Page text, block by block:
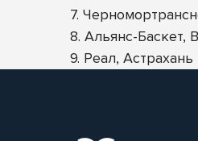
7.
8. Альянс-Баскет,
9. Реал, Астрахань